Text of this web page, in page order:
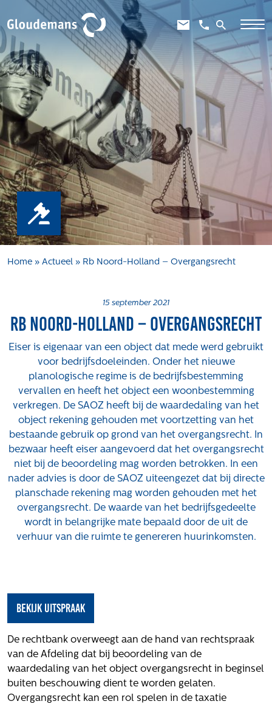
Expertises
Gebiedsontwikkeling
Gebiedseconomie
Grondstrategie en -verwerving
Taxaties overheid
Taxaties zakelijk
Schadevergoedingsrecht
Rentmeesterij
Transities
Tender-light voormalige St. Josefschool in
Brunssum
Concurrentiegerichte dialoog en tenderstrategie
Hoge Woerd in Ewijk
Pachtbeleid gemeente Valkenswaard: duurzame
pacht als instrument voor landbouw- en
watertransitie
Strategisch grondbeleid als motor voor
woningbouwversnelling Gemeente Vught
Over ons
Maatschappelijk
Regeling van Rentmeesters 2020
Klachtenbehandeling Procedure (KBP)
Actueel
Uitspraken
Werken bij
Home » Actueel » Rb Noord-Holland – Overgangsrecht
15 september 2021
Rb Noord-Holland – Overgangsrecht
Eiser is eigenaar van een object dat mede werd gebruikt
voor bedrijfsdoeleinden. Onder het nieuwe
planologische regime is de bedrijfsbestemming
vervallen en heeft het object een woonbestemming
verkregen. De SAOZ heeft bij de waardedaling van het
object rekening gehouden met voortzetting van het
bestaande gebruik op grond van het overgangsrecht. In
bezwaar heeft eiser aangevoerd dat het overgangsrecht
niet bij de beoordeling mag worden betrokken. In een
nader advies is door de SAOZ uiteengezet dat bij directe
planschade rekening mag worden gehouden met het
overgangsrecht. De waarde van het bedrijfsgedeelte
wordt in belangrijke mate bepaald door de uit de
verhuur van die ruimte te genereren huurinkomsten.
Bekijk uitspraak
De rechtbank overweegt aan de hand van rechtspraak
van de Afdeling dat bij beoordeling van de
waardedaling van het object overgangsrecht in beginsel
buiten beschouwing dient te worden gelaten.
Overgangsrecht kan een rol spelen in de taxatie